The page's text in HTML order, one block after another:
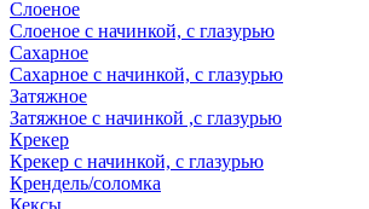
Слоеное
Слоеное с начинкой, с глазурью
Сахарное
Сахарное с начинкой, с глазурью
Затяжное
Затяжное с начинкой ,с глазурью
Крекер
Крекер с начинкой, с глазурью
Крендель/соломка
Кексы